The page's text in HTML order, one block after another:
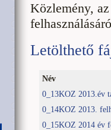
Közlemény,
Letölthető
Név
0_13KOZ 2013.év
0_14KOZ 2013.
0_15KOZ 2014 év